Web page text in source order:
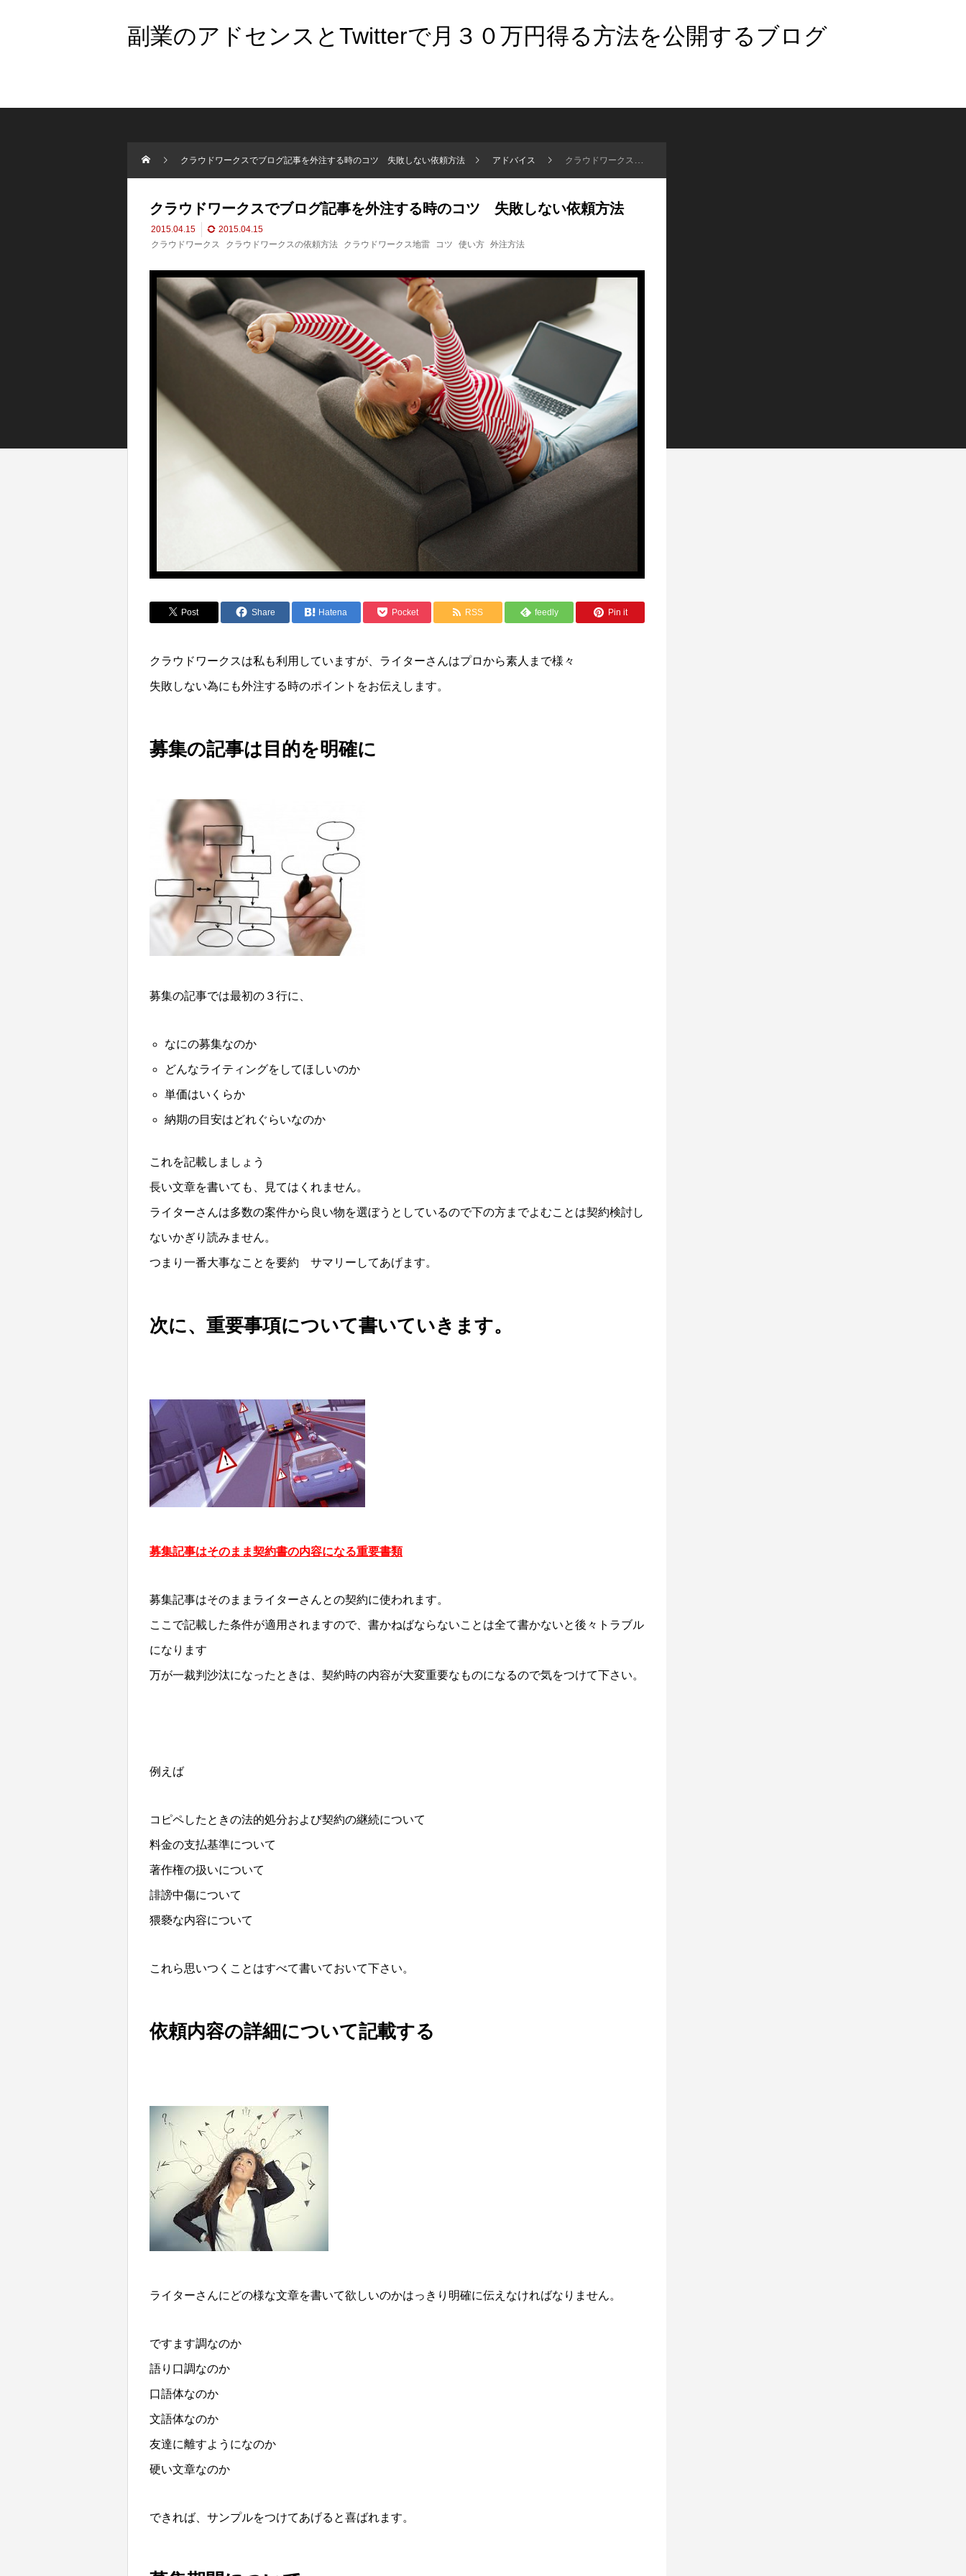
副業のアドセンスとTwitterで月３０万円得る方法を公開するブログ
クラウドワークスでブログ記事を外注する時のコツ 失敗しない依頼方法 アドバイス クラウドワークスでブログ記事を外注する時のコツ 失敗しない依頼方法
クラウドワークスでブログ記事を外注する時のコツ 失敗しない依頼方法
2015.04.15
2015.04.15
クラウドワークス
クラウドワークスの依頼方法 クラウドワークス地雷 コツ 使い方 外注方法
Post Share Hatena Pocket RSS feedly Pin it
クラウドワークスは私も利用していますが、ライターさんはプロから素人まで様々
失敗しない為にも外注する時のポイントをお伝えします。
募集の記事は目的を明確に
募集の記事では最初の３行に、
なにの募集なのか
どんなライティングをしてほしいのか
単価はいくらか
納期の目安はどれぐらいなのか
これを記載しましょう
長い文章を書いても、見てはくれません。
ライターさんは多数の案件から良い物を選ぼうとしているので下の方までよむことは契約検討し
ないかぎり読みません。
つまり一番大事なことを要約 サマリーしてあげます。
次に、重要事項について書いていきます。
募集記事はそのまま契約書の内容になる重要書類
募集記事はそのままライターさんとの契約に使われます。
ここで記載した条件が適用されますので、書かねばならないことは全て書かないと後々トラブル
になります
万が一裁判沙汰になったときは、契約時の内容が大変重要なものになるので気をつけて下さい。
例えば
コピペしたときの法的処分および契約の継続について
料金の支払基準について
著作権の扱いについて
誹謗中傷について
猥褻な内容について
これら思いつくことはすべて書いておいて下さい。
依頼内容の詳細について記載する
ライターさんにどの様な文章を書いて欲しいのかはっきり明確に伝えなければなりません。
ですます調なのか
語り口調なのか
口語体なのか
文語体なのか
友達に離すようになのか
硬い文章なのか
できれば、サンプルをつけてあげると喜ばれます。